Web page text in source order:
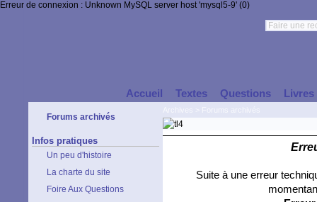
Erreur de connexion : Unknown MySQL server host 'mysql5-9' (0)
Accueil Textes Questions Livres
Forums archivés
Infos pratiques
Un peu d'histoire
La charte du site
Foire Aux Questions
Suite à une erreur